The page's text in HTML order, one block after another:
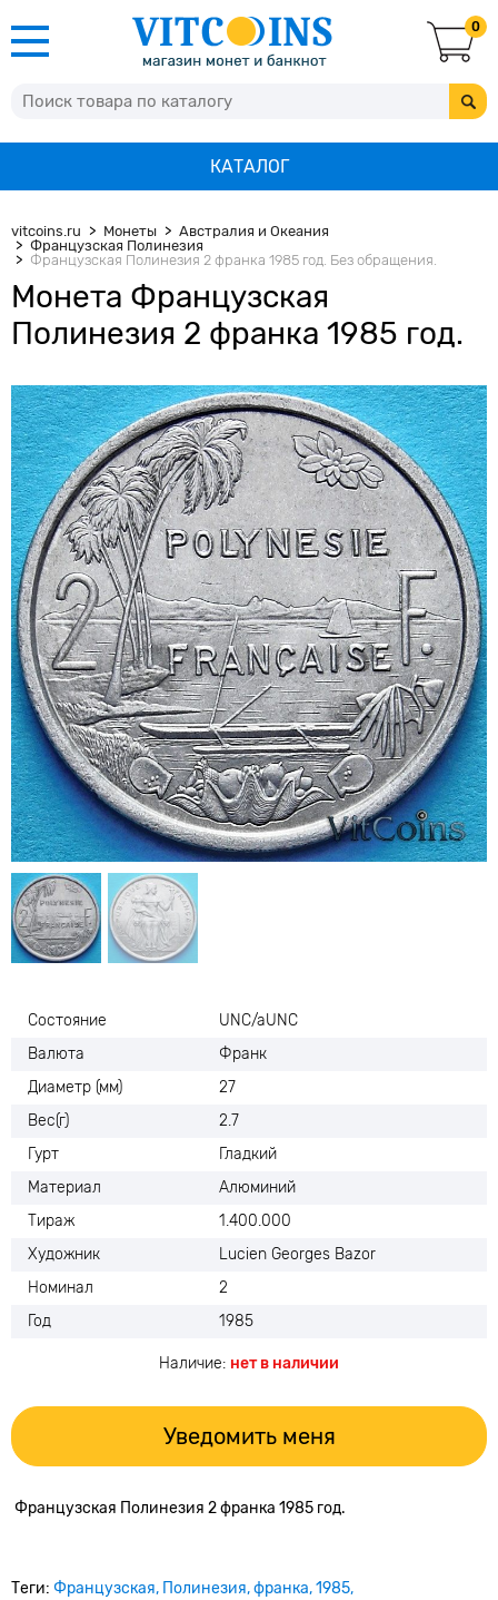
0
КАТАЛОГ
vitcoins.ru Монеты
Австралия и Океания
Французская Полинезия
Французская Полинезия 2 франка 1985 год. Без обращения.
Монета Французская
Полинезия 2 франка 1985 год.
Состояние
UNC/aUNC
Валюта
Франк
Диаметр (мм)
27
Вес(г)
2.7
Гурт
Гладкий
Материал
Алюминий
Тираж
1.400.000
Художник
Lucien Georges Bazor
Номинал
2
Год
1985
Наличие: нет в наличии
Уведомить меня
Французская Полинезия 2 франка 1985 год.
Теги: Французская Полинезия франка 1985